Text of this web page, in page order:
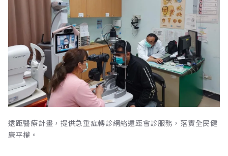
遠距醫療計畫，提供急重症轉診網絡遠距會診服務，落實全民健
康平權。